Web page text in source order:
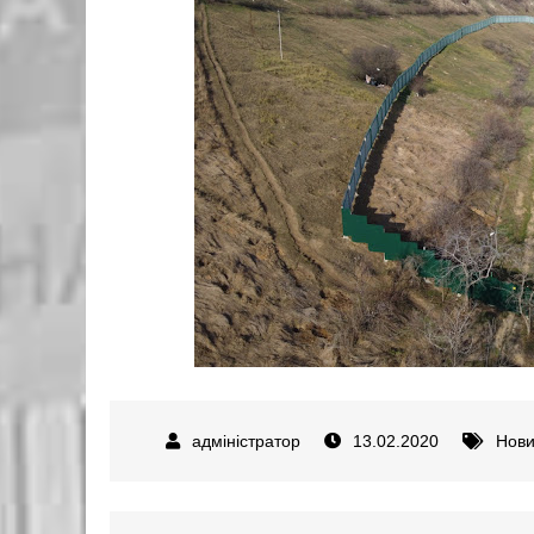
13.02.2020